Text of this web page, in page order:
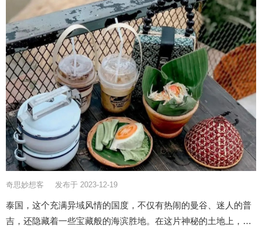
奇思妙想客 发布于 2023-12-19
泰国，这个充满异域风情的国度，不仅有热闹的曼谷、迷人的普
吉，还隐藏着一些宝藏般的海滨胜地。在这片神秘的土地上，…